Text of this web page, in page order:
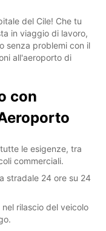
del Cile! Che tu
in viaggio di lavoro,
senza problemi con il
all'aeroporto di
con
le esigenze, tra
commerciali.
stradale 24 ore su 24
rilascio del veicolo